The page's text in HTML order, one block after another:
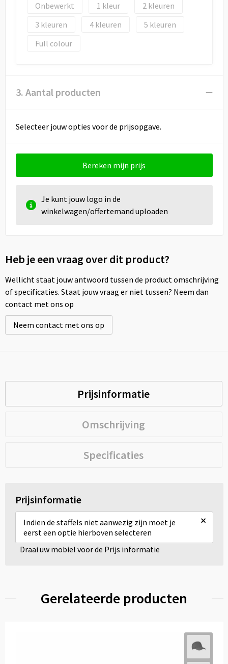
Onbewerkt
1
2
3
4
5
Full colour
3. Aantal producten
Selecteer jouw opties voor de prijsopgave.
Bereken mijn prijs
Je kunt jouw logo in de
winkelwagen/offertemand uploaden
Heb je een vraag over dit product?
Wellicht staat jouw antwoord tussen de product omschrijving
of specificaties. Staat jouw vraag er niet tussen? Neem dan
contact met ons op
Neem contact met ons op
Prijsinformatie
Omschrijving
Specificaties
Prijsinformatie
Indien de staffels niet aanwezig zijn moet je
eerst een optie hierboven selecteren
×
Draai uw mobiel voor de Prijs informatie
Gerelateerde producten